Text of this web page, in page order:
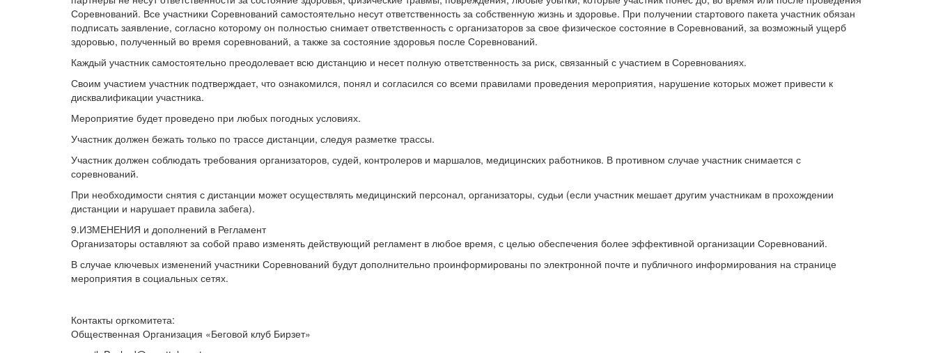
Соревнований. Все участники Соревнований самостоятельно несут ответственность за собственную жизнь и здоровье. При получении стартового пакета участник обязан
подписать заявление, согласно которому он полностью снимает ответственность с организаторов за свое физическое состояние в Соревнований, за возможный ущерб
здоровью, полученный во время соревнований, а также за состояние здоровья после Соревнований.
Каждый участник самостоятельно преодолевает всю дистанцию ​​и несет полную ответственность за риск, связанный с участием в Соревнованиях.
Своим участием участник подтверждает, что ознакомился, понял и согласился со всеми правилами проведения мероприятия, нарушение которых может привести к
дисквалификации участника.
Мероприятие будет проведено при любых погодных условиях.
Участник должен бежать только по трассе дистанции, следуя разметке трассы.
Участник должен соблюдать требования организаторов, судей, контролеров и маршалов, медицинских работников. В противном случае участник снимается с
соревнований.
При необходимости снятия с дистанции может осуществлять медицинский персонал, организаторы, судьи (если участник мешает другим участникам в прохождении
дистанции и нарушает правила забега).
9.ИЗМЕНЕНИЯ и дополнений в Регламент
Организаторы оставляют за собой право изменять действующий регламент в любое время, с целью обеспечения более эффективной организации Соревнований.
В случае ключевых изменений участники Соревнований будут дополнительно проинформированы по электронной почте и публичного информирования на странице
мероприятия в социальных сетях.
Контакты оргкомитета:
Общественная Организация «Беговой клуб Бирзет»